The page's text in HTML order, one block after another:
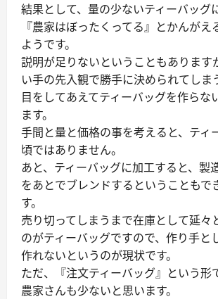
結果として、量の少ないティーバッグ
『農家はぼったくってる』とかんがえ
ようです。
説明が足りないということもあります
い手の先入観で勝手に決められてしま
目をしてあえてティーバッグを作らな
ます。
手間と量と価格の事を考えると、ティ
頃ではありません。
あと、ティーバッグに加工すると、製
をあとでブレンドするということもで
す。
売り切ってしまうまで在庫として延々
のがティーバッグですので、作り手と
作れないというのが現状です。
ただ、『注文ティーバッグ』という形
農家さんも少ないと思います。